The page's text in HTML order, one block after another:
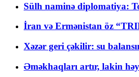
Sülh naminə diplomatiya:
İran və Ermənistan öz
Xəzər geri çəkilir: su
Əməkhaqları artır, lakin